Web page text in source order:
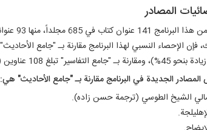
المصادر
في 685 مجلداً، منها 93 عنواناً بالعربية و48 عنواناً بالفارسية، كما أن 105 منها رواائية و36 منها تفسيرية.
عناوين (أي زيادة بنحو 154%). أما العناوين المشتركة معه فهي 111 عنواناً مع "جامع الأحاديث" و34 عنواناً مع "جامع التفاسير".
الجديدة في البرنامج مقارنة بـ "جامع الأحاديث" هي: